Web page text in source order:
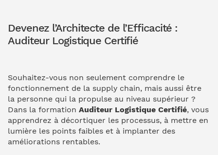
Devenez l’Architecte de l’Efficacité :
Auditeur Logistique Certifié
Souhaitez-vous non seulement comprendre le
fonctionnement de la supply chain, mais aussi être
la personne qui la propulse au niveau supérieur ?
Dans la formation Auditeur Logistique Certifié, vous
apprendrez à décortiquer les processus, à mettre en
lumière les points faibles et à implanter des
améliorations rentables.